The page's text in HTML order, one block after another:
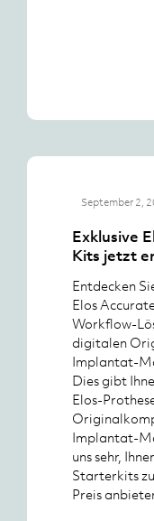
September 2,
Exklusive
Kits jetzt
Entdecken
Elos
Workflow-
digitalen
Implantat-
Dies gibt
Elos-
Implantat-
uns sehr,
Starterkits
Preis